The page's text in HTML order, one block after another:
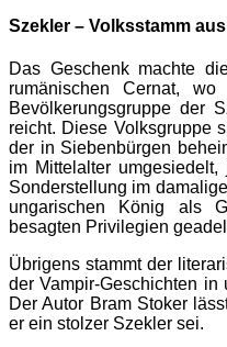
Szekler – Volksstamm
Das Geschenk machte
rumänischen Cernat,
Bevölkerungsgruppe der
reicht. Diese Volksgruppe
der in Siebenbürgen
im Mittelalter
Sonderstellung im
ungarischen König als
besagten Privilegien
Übrigens stammt der
der Vampir-Geschichten in
Der Autor Bram Stoker
er ein stolzer Szekler sei.